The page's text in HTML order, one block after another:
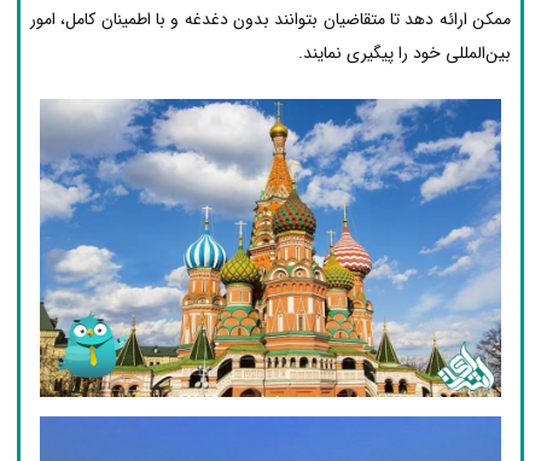
ممکن ارائه دهد تا متقاضیان بتوانند بدون دغدغه و با اطمینان کامل، امور
بین‌المللی خود را پیگیری نمایند.